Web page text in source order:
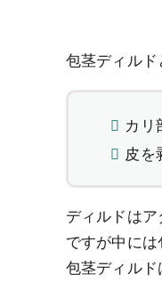
包茎ディルド
カリ
皮を
ディルドはア
ですが中には
包茎ディルド